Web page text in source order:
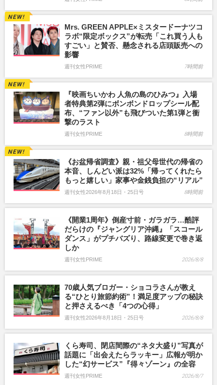
Mrs. GREEN APPLE×ミスタードーナツコ
ラボ“限定ボックス”が転売「これ買う人も
すごい」と賛否、懸念される店頭販売への
影響
週刊女性PRIME 7時間前
『映画ちいかわ 人魚の島のひみつ』入場
者特典第2弾にボンボンドロップシール配
布、“ファン以外”も飛びついた第1弾と衝
撃のラスト
週刊女性PRIME 8時間前
《お盆帰省調査》親・祖父母世代の帰省の
本音、しんどい派は32%「帰ってくれたら
もっと嬉しい」家事や金銭負担の“リアル”
週刊女性2026年8月18日・25日号 8時間前
《開業1周年》倒産寸前・ガラガラ…酷評
だらけの『ジャングリア沖縄』「スコール
ダンス」がプチバズり、路線変更で巻き返
しか
週刊女性PRIME 2026/8/8
70歳人気ブロガー・ショコラさんが教え
る“ひとり旅節約術”！満足度アップの秘訣
と押さえるべき「4つの心得」
週刊女性2026年8月18日・25日号 2026/8/8
くら寿司、閉店間際の“ネタ大盛り”写真が
話題に「出会えたらラッキー」広報が明か
した“幻サービス”『得々ゾーン』の全容
週刊女性PRIME 2026/8/7